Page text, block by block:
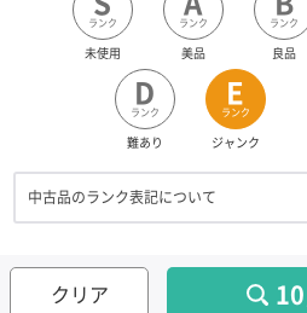
ランク
未使用
ランク
美品
ランク
良品
D
ランク
難あり
E
ランク
ジャンク
中古品のランク表記について
クリア 10